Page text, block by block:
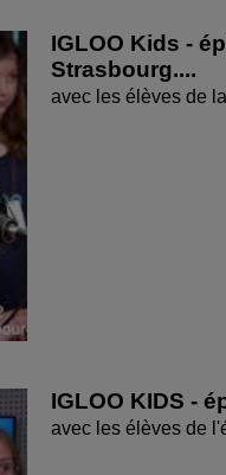
IGLOO Kids -
Strasbourg....
avec les élèves de
IGLOO KIDS -
avec les élèves de